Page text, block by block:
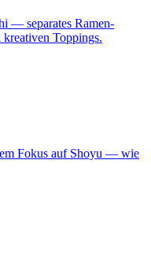
— separates Ramen-
Toppings.
Fokus auf Shoyu — wie